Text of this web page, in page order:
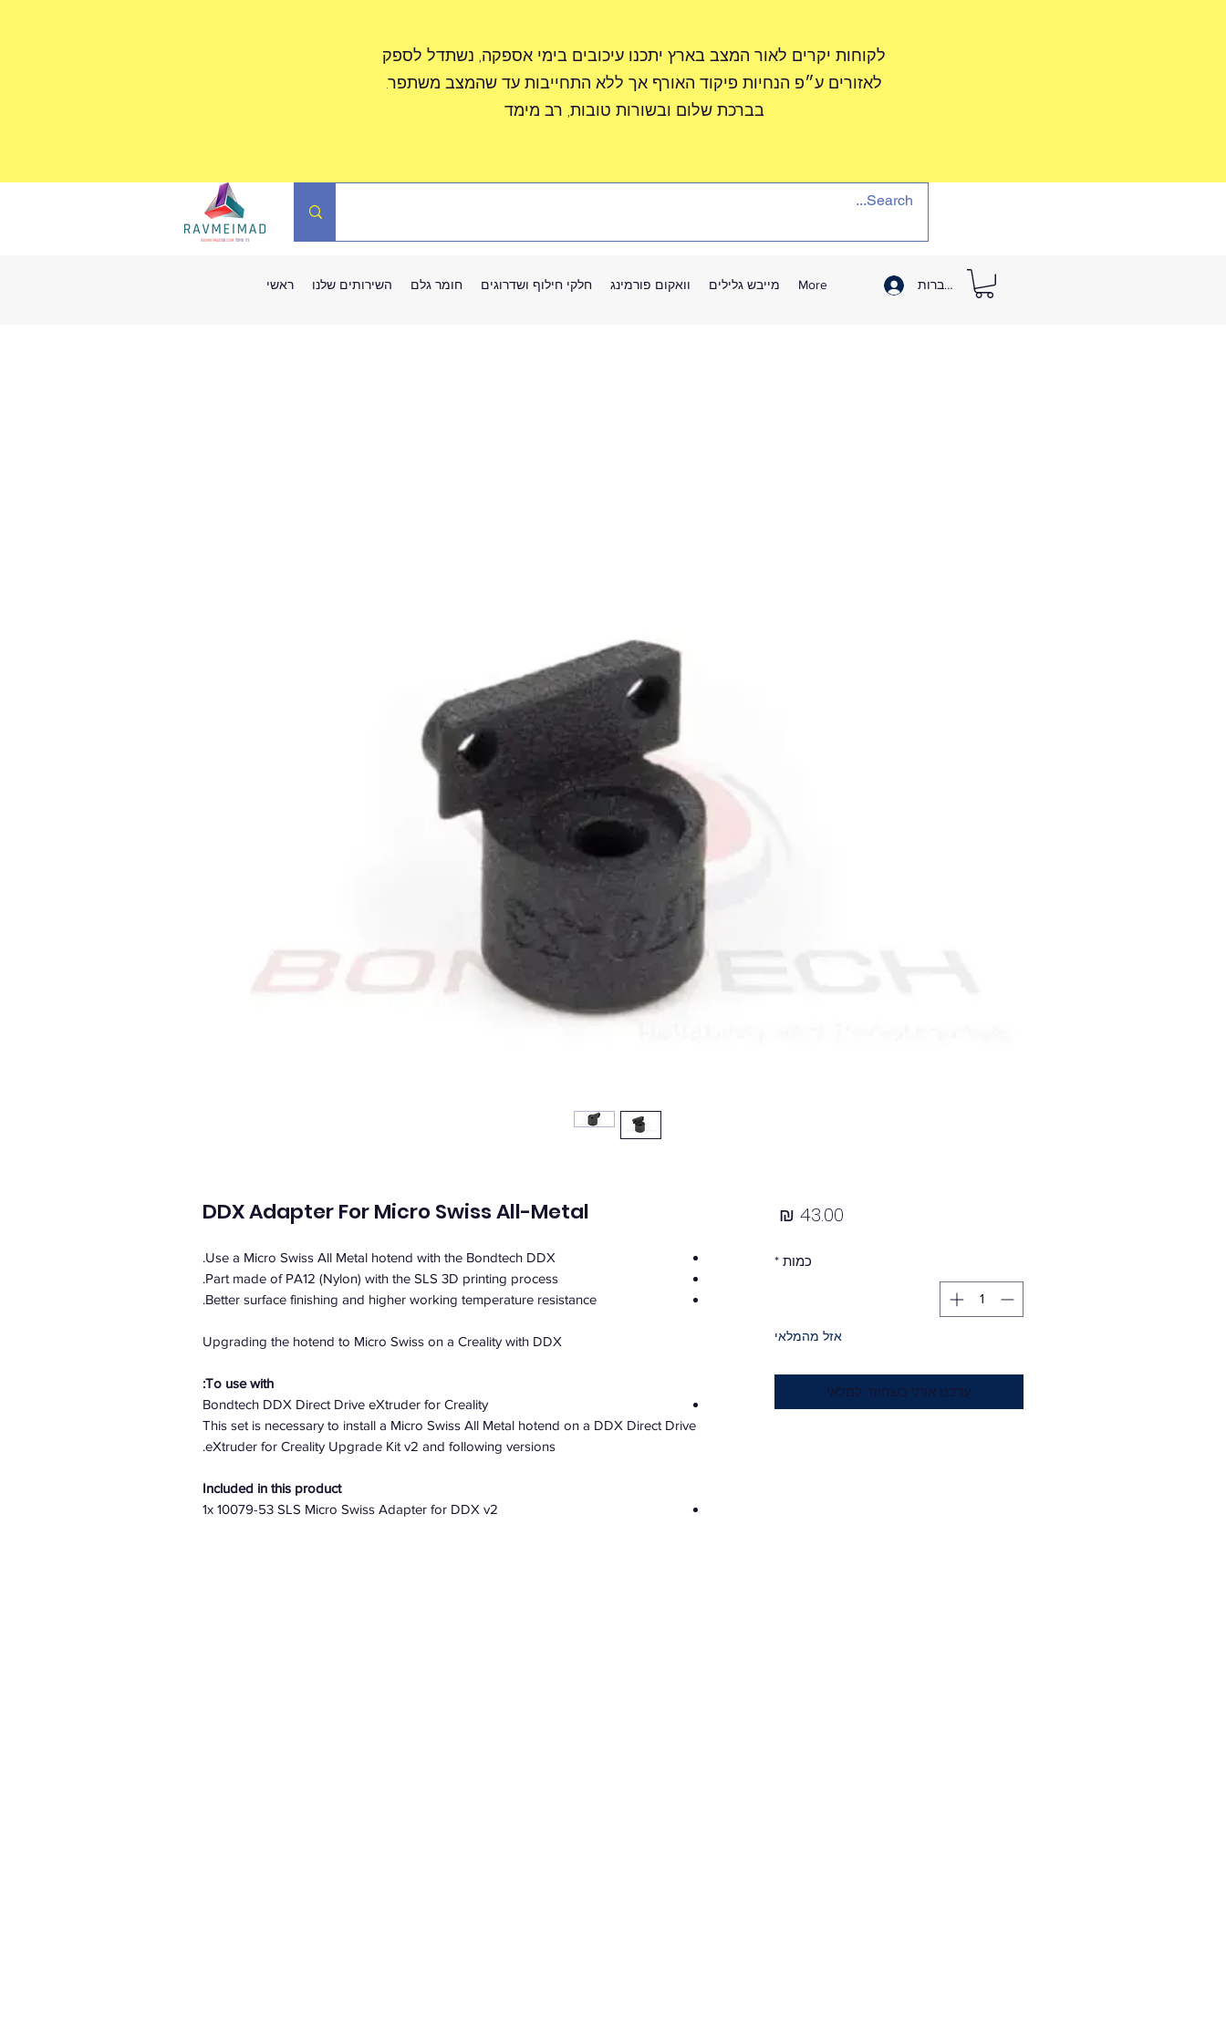
לקוחות יקרים לאור המצב בארץ יתכנו עיכובים בימי אספקה, נשתדל לספק
לאזורים ע״פ הנחיות פיקוד האורף אך ללא התחייבות עד שהמצב משתפר.
בברכת שלום ובשורות טובות, רב מימד
ראשי השירותים שלנו חומר גלם חלקי חילוף ושדרוגים וואקום פורמינג מייבש גלילים More להתחברות
DDX Adapter For Micro Swiss All-Metal
Use a Micro Swiss All Metal hotend with the Bondtech DDX.
Part made of PA12 (Nylon) with the SLS 3D printing process.
Better surface finishing and higher working temperature resistance.
Upgrading the hotend to Micro Swiss on a Creality with DDX
To use with:
Bondtech DDX Direct Drive eXtruder for Creality
This set is necessary to install a Micro Swiss All Metal hotend on a DDX Direct Drive
eXtruder for Creality Upgrade Kit v2 and following versions.
Included in this product
1x 10079-53 SLS Micro Swiss Adapter for DDX v2
כמות *
אזל מהמלאי
עדכנו אותי כשחוזר למלאי